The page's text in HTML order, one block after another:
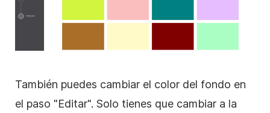
También puedes cambiar el color del fondo en
el paso "Editar". Solo tienes que cambiar a la